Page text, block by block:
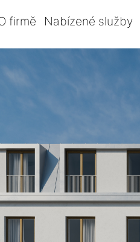
firmě Nabízené služby